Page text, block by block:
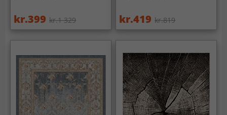
kr.399 kr.1 329 kr.419 kr.819